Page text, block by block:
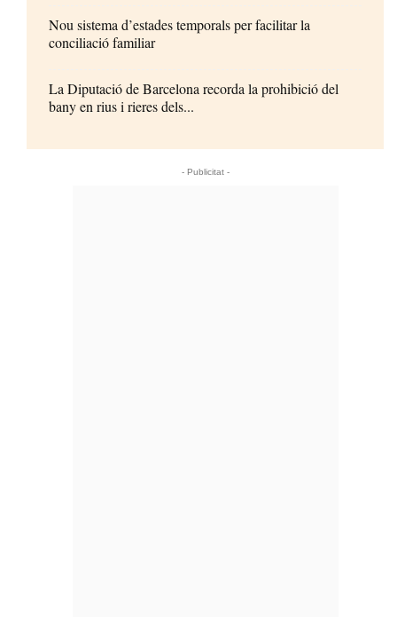
Nou sistema d’estades temporals per facilitar la
conciliació familiar
La Diputació de Barcelona recorda la prohibició del
bany en rius i rieres dels...
- Publicitat -